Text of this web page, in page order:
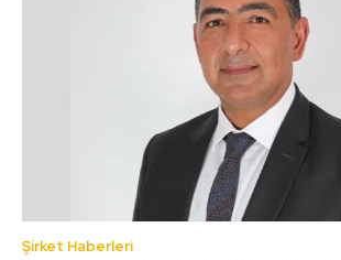
Şirket Haberleri